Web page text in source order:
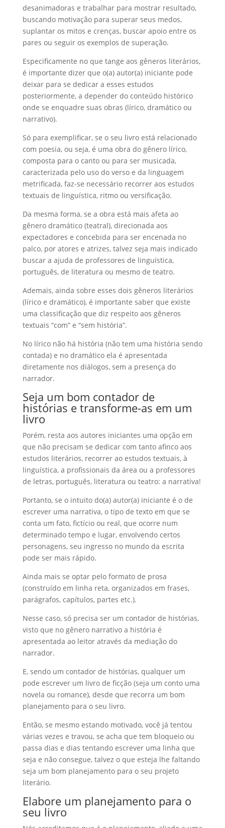
desanimadoras e trabalhar para mostrar resultado,
buscando motivação para superar seus medos,
suplantar os mitos e crenças, buscar apoio entre os
pares ou seguir os exemplos de superação.
Especificamente no que tange aos gêneros literários,
é importante dizer que o(a) autor(a) iniciante pode
deixar para se dedicar a esses estudos
posteriormente, a depender do conteúdo histórico
onde se enquadre suas obras (lírico, dramático ou
narrativo).
Só para exemplificar, se o seu livro está relacionado
com poesia, ou seja, é uma obra do gênero lírico,
composta para o canto ou para ser musicada,
caracterizada pelo uso do verso e da linguagem
metrificada, faz-se necessário recorrer aos estudos
textuais de linguística, ritmo ou versificação.
Da mesma forma, se a obra está mais afeta ao
gênero dramático (teatral), direcionada aos
expectadores e concebida para ser encenada no
palco, por atores e atrizes, talvez seja mais indicado
buscar a ajuda de professores de linguística,
português, de literatura ou mesmo de teatro.
Ademais, ainda sobre esses dois gêneros literários
(lírico e dramático), é importante saber que existe
uma classificação que diz respeito aos gêneros
textuais “com” e “sem história”.
No lírico não há história (não tem uma história sendo
contada) e no dramático ela é apresentada
diretamente nos diálogos, sem a presença do
narrador.
Seja um bom contador de
histórias e transforme-as em um
livro
Porém, resta aos autores iniciantes uma opção em
que não precisam se dedicar com tanto afinco aos
estudos literários, recorrer ao estudos textuais, à
linguística, a profissionais da área ou a professores
de letras, português, literatura ou teatro: a narrativa!
Portanto, se o intuito do(a) autor(a) iniciante é o de
escrever uma narrativa, o tipo de texto em que se
conta um fato, fictício ou real, que ocorre num
determinado tempo e lugar, envolvendo certos
personagens, seu ingresso no mundo da escrita
pode ser mais rápido.
Ainda mais se optar pelo formato de prosa
(construído em linha reta, organizados em frases,
parágrafos, capítulos, partes etc.).
Nesse caso, só precisa ser um contador de histórias,
visto que no gênero narrativo a história é
apresentada ao leitor através da mediação do
narrador.
E, sendo um contador de histórias, qualquer um
pode escrever um livro de ficção (seja um conto uma
novela ou romance), desde que recorra um bom
planejamento para o seu livro.
Então, se mesmo estando motivado, você já tentou
várias vezes e travou, se acha que tem bloqueio ou
passa dias e dias tentando escrever uma linha que
seja e não consegue, talvez o que esteja lhe faltando
seja um bom planejamento para o seu projeto
literário.
Elabore um planejamento para o
seu livro